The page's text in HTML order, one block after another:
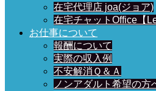
在宅代理店 joa(ジョア)
在宅チャットOffice【
お仕事について
報酬について
実際の収入例
不安解消Ｑ＆Ａ
ノンアダルト希望の方